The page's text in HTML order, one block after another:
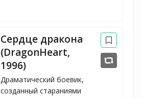
Сердце дракона
(DragonHeart,
1996)
Драматический боевик,
созданный стараниями